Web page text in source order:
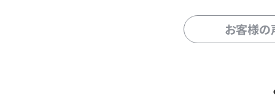
お客様